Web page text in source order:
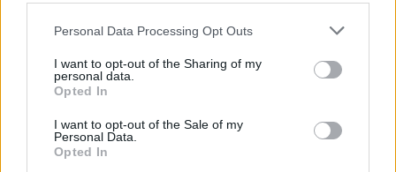
Please note that this website/app uses one or more Google
not limited to your visit or usage behaviour. You may click to
grant or deny consent to Google and its third-party tags to
use your data for below specified purposes in below Google
consent section.
Personal Data Processing Opt Outs
I want to opt-out of the Sharing of my
personal data.
Opted In
I want to opt-out of the Sale of my
Personal Data.
Opted In
Kép-kockák #11 – Dorothea